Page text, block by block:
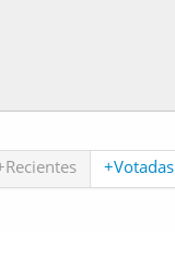
+Votadas